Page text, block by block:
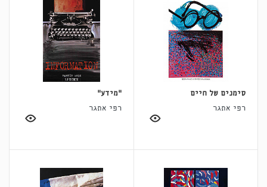
סימנים של חיים
רפי אתגר
"מידע"
רפי אתגר